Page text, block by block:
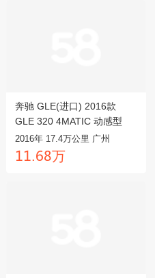
奔驰 GLE(进口) 2016款
GLE 320 4MATIC 动感型
2016年 17.4万公里 广州
龒龒.餼驋万